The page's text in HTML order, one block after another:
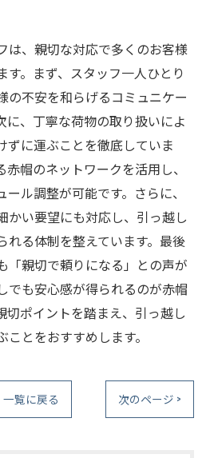
は、親切な対応で多くのお客様
す。まず、スタッフ一人ひとり
の不安を和らげるコミュニケー
に、丁寧な荷物の取り扱いによ
ずに運ぶことを徹底していま
帽のネットワークを活用し、
ル調整が可能です。さらに、
かい要望にも対応し、引っ越し
れる体制を整えています。最後
「親切で頼りになる」との声が
でも安心感が得られるのが赤帽
切ポイントを踏まえ、引っ越し
とをおすすめします。
一覧に戻る 次のページ >